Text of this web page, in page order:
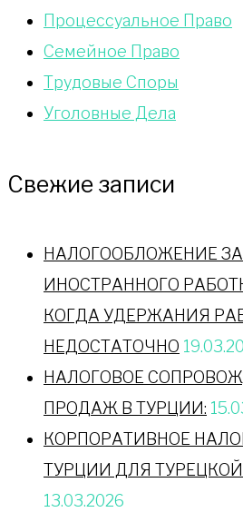
Процессуальное Право
Сeмейное Право
Трудовые Споры
Уголовные Дела
Свежие записи
НАЛОГООБЛОЖЕНИЕ
ИНОСТРАННОГО
КОГДА УДЕРЖАНИЯ
НЕДОСТАТОЧНО
НАЛОГОВОЕ
ПРОДАЖ В ТУРЦИИ:
КОРПОРАТИВНОЕ
ТУРЦИИ ДЛЯ
13.03.2026